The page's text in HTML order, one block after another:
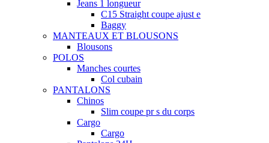
Jeans 1 longueur
C15 Straight coupe ajust e
Baggy
MANTEAUX ET BLOUSONS
Blousons
POLOS
Manches courtes
Col cubain
PANTALONS
Chinos
Slim coupe pr s du corps
Cargo
Cargo